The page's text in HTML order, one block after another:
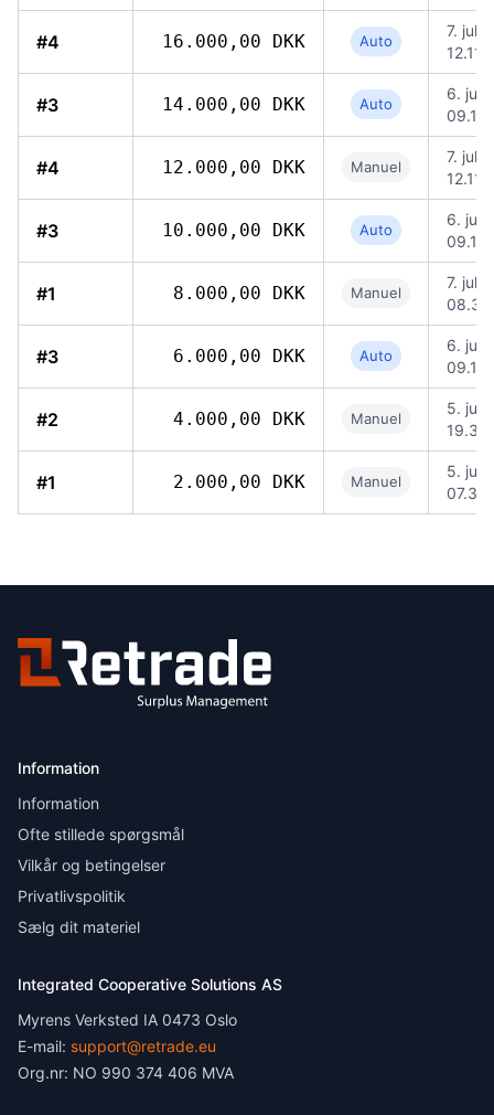
#4 16.000,00 DKK Auto
7. jul.
12.11
#3 14.000,00 DKK Auto
6. jul.
09.16
#4 12.000,00 DKK Manuel
7. jul.
12.11
#3 10.000,00 DKK Auto
6. jul.
09.16
#1 8.000,00 DKK Manuel
7. jul.
08.34
#3 6.000,00 DKK Auto
6. jul.
09.16
#2 4.000,00 DKK Manuel
5. jul.
19.32
#1 2.000,00 DKK Manuel
5. jul.
07.39
Information
Information
Ofte stillede spørgsmål
Vilkår og betingelser
Privatlivspolitik
Sælg dit materiel
Integrated Cooperative Solutions AS
Myrens Verksted IA 0473 Oslo
E-mail: support@retrade.eu
Org.nr: NO 990 374 406 MVA